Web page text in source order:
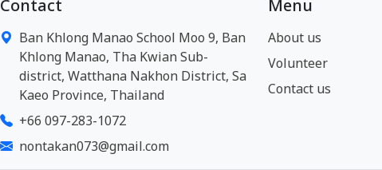
Contact
Ban Khlong Manao School Moo 9, Ban
Khlong Manao, Tha Kwian Sub-
district, Watthana Nakhon District, Sa
Kaeo Province, Thailand
+66 097-283-1072
nontakan073@gmail.com
Menu
About us
Volunteer
Contact us